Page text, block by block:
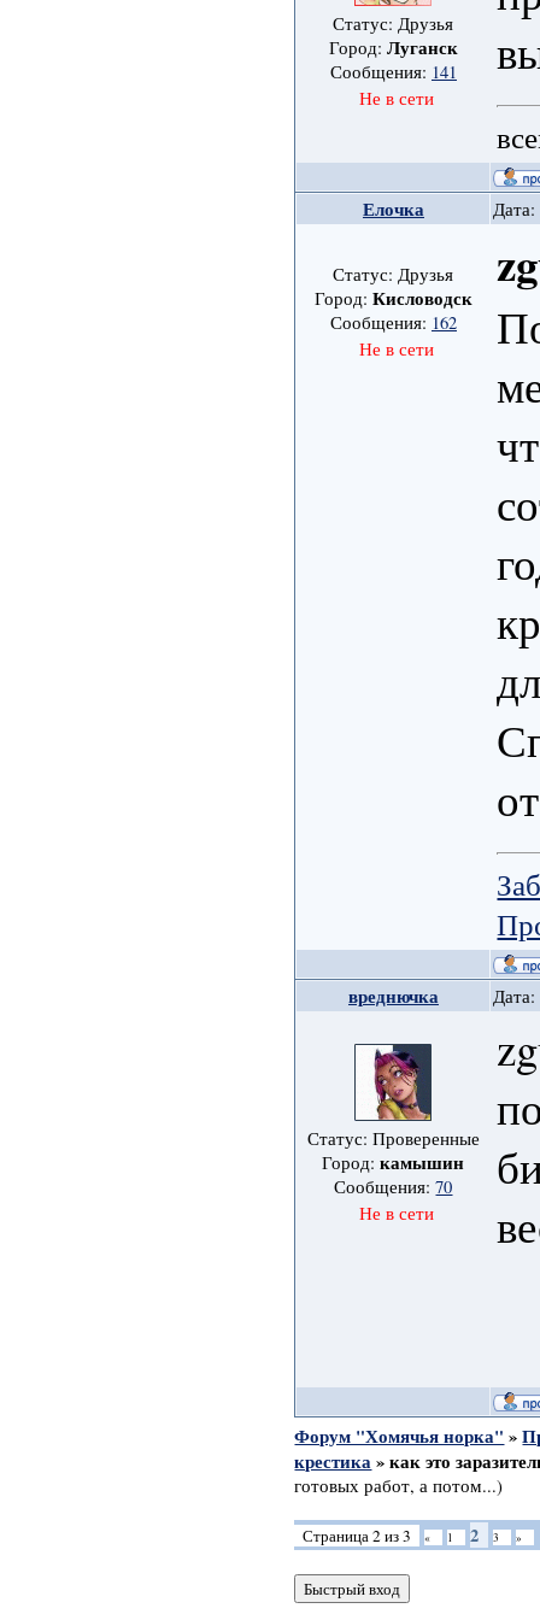
Статус: Друзья
Город: Луганск
Сообщения: 141
Не в сети
Елочка Дата:
Статус: Друзья
Город: Кисловодск
Сообщения: 162
Не в сети
вреднючка Дата:
Статус: Проверенные
Город:камышин
Сообщения:70
Не в сети
Форум "Хомячья норка" »
крестика » как это
готовых работ, а потом...)
Страница2из3 « 1 2 3 »